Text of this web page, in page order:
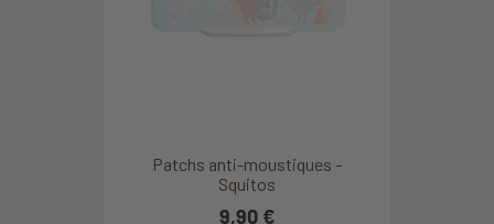
Patchs anti-moustiques -
Squitos
9,90 €